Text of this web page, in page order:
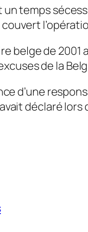
temps
belge de 2001
de la
d’une
déclaré